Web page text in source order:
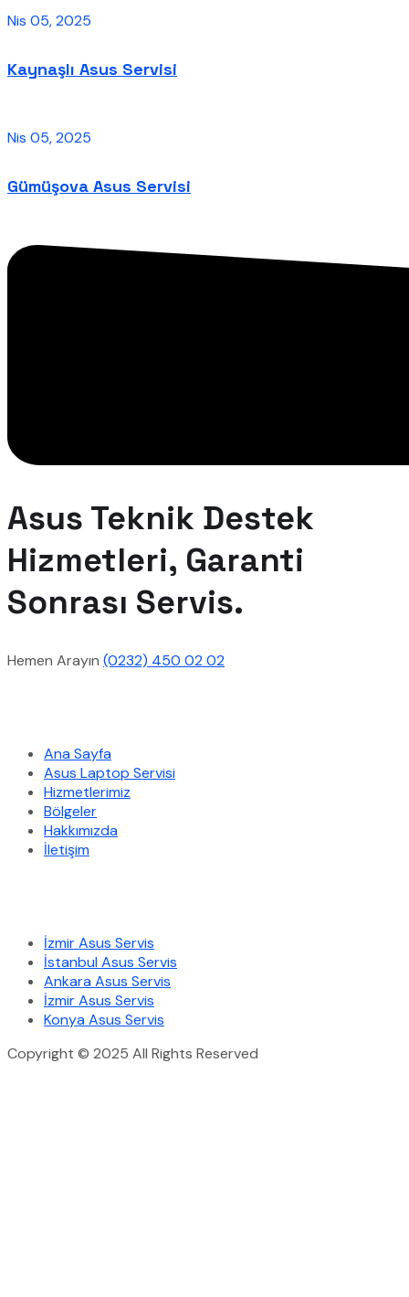
Nis 05, 2025
Kaynaşlı Asus Servisi
Nis 05, 2025
Gümüşova Asus Servisi
Asus Teknik Destek
Hizmetleri, Garanti
Sonrası Servis.
Hemen Arayın (0232) 450 02 02
Ana Sayfa
Asus Laptop Servisi
Hizmetlerimiz
Bölgeler
Hakkımızda
İletişim
İzmir Asus Servis
İstanbul Asus Servis
Ankara Asus Servis
İzmir Asus Servis
Konya Asus Servis
Copyright © 2025 All Rights Reserved